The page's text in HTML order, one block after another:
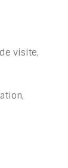
visite,